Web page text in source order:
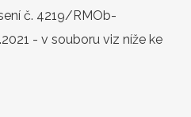
č. 4219/RMOb-
- v souboru viz níže ke